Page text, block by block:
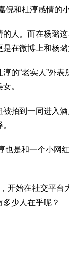
倪和杜淳感情的小
。而在杨璐这
在微博上和杨璐
“老实人”外表
。
到一同进入酒
是和一个小网
始在社交平台
少人在乎呢？